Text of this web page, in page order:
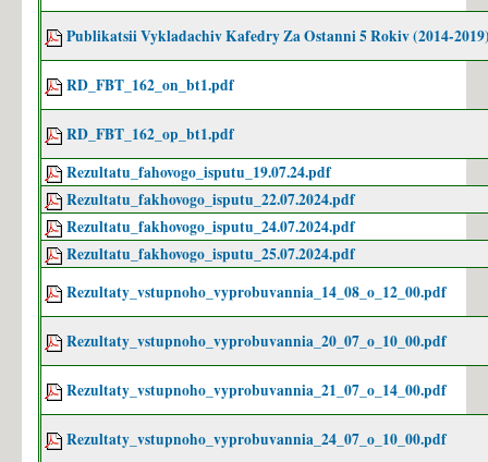
Publikatsii Vykladachiv Kafedry Za Ostanni 5 Rokiv (2014-
RD_FBT_162_on_bt1.pdf
RD_FBT_162_op_bt1.pdf
Rezultatu_fahovogo_isputu_19.07.24.pdf
Rezultatu_fakhovogo_isputu_22.07.2024.pdf
Rezultatu_fakhovogo_isputu_24.07.2024.pdf
Rezultatu_fakhovogo_isputu_25.07.2024.pdf
Rezultaty_vstupnoho_vyprobuvannia_14_08_o_12_00.pdf
Rezultaty_vstupnoho_vyprobuvannia_20_07_o_10_00.pdf
Rezultaty_vstupnoho_vyprobuvannia_21_07_o_14_00.pdf
Rezultaty_vstupnoho_vyprobuvannia_24_07_o_10_00.pdf